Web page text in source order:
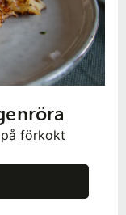
förkokt